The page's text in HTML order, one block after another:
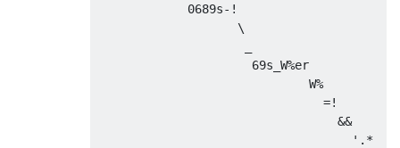
0689s-!
\
69s_W%er
W%
=!
&&
'.*